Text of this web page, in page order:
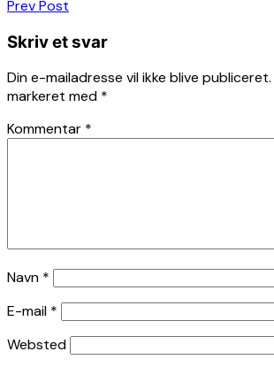
Indlægsnavigation
Prev Post
Skriv et svar
Din e-mailadresse vil ikke blive publiceret.
markeret med *
Kommentar *
Navn *
E-mail *
Websted